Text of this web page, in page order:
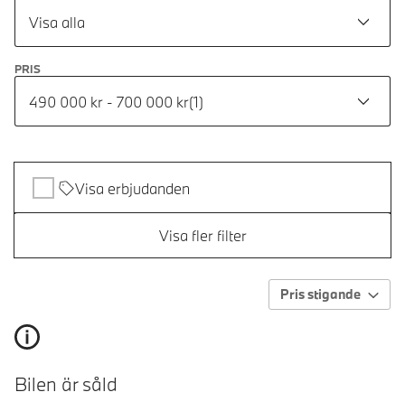
Visa alla
PRIS
490 000 kr - 700 000 kr(1)
Visa erbjudanden
Visa fler filter
Pris stigande
Bilen är såld